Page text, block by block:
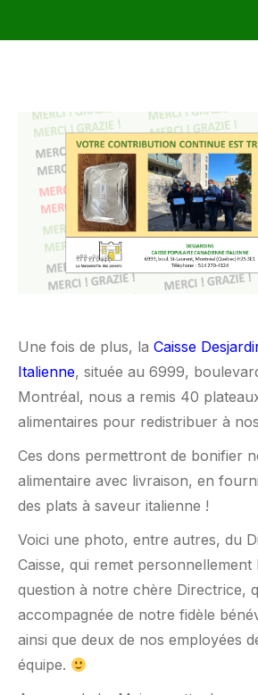
Une fois de plus, la Caisse
Italienne, située au 6999,
Montréal, nous a remis 40
alimentaires pour redistribuer à
Ces dons permettront de bonifier
alimentaire avec livraison, en
des plats à saveur italienne !
Voici une photo, entre autres, du
Caisse, qui remet personnellement
question à notre chère Directrice,
accompagnée de notre fidèle
ainsi que deux de nos employées
équipe.